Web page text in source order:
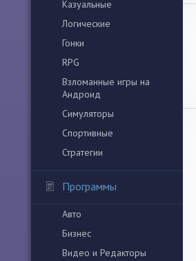
Казуальные
Логические
Гонки
RPG
Взломанные игры на
Андроид
Симуляторы
Спортивные
Стратегии
Программы
Авто
Бизнес
Видео и Редакторы